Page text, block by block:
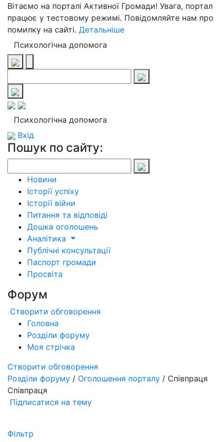
Вітаємо на порталі Активної Громади! Увага, портал
працює у тестовому режимі. Повідомляйте нам про
помилку на сайті. Детальніше
Психологічна допомога
Психологічна допомога
Вхід
Пошук по сайту:
Новини
Історії успіху
Історії війни
Питання та відповіді
Дошка оголошень
Аналітика
Публічні консультації
Паспорт громади
Просвіта
Форум
Створити обговорення
Головна
Розділи форуму
Моя стрічка
Створити обговорення
Розділи форуму / Оголошення порталу / Співпраця
Співпраця
Підписатися на тему
Фільтр